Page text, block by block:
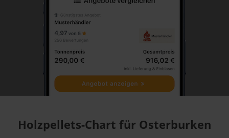
Holzpellets-Chart für Osterburken